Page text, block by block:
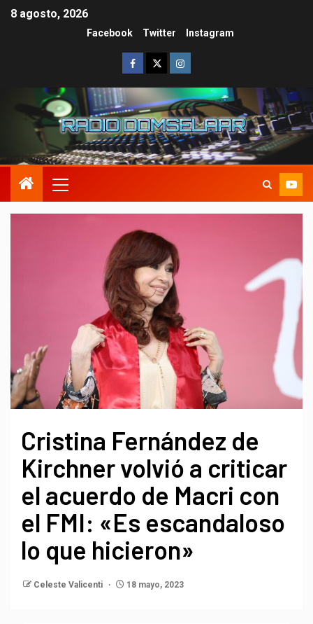
8 agosto, 2026
Facebook Twitter Instagram
Cristina Fernández de
Kirchner volvió a criticar
el acuerdo de Macri con
el FMI: «Es escandaloso
lo que hicieron»
Celeste Valicenti 18 mayo, 2023